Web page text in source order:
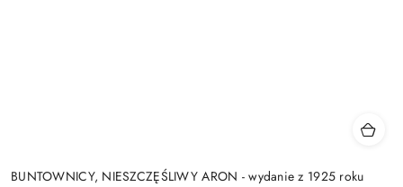
BUNTOWNICY, NIESZCZĘŚLIWY ARON - wydanie z 1925 roku